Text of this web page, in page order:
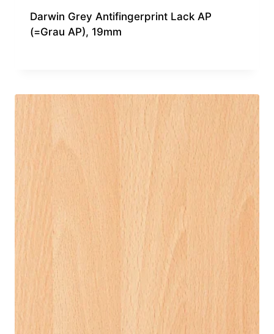
Darwin Grey Antifingerprint Lack AP
(=Grau AP), 19mm